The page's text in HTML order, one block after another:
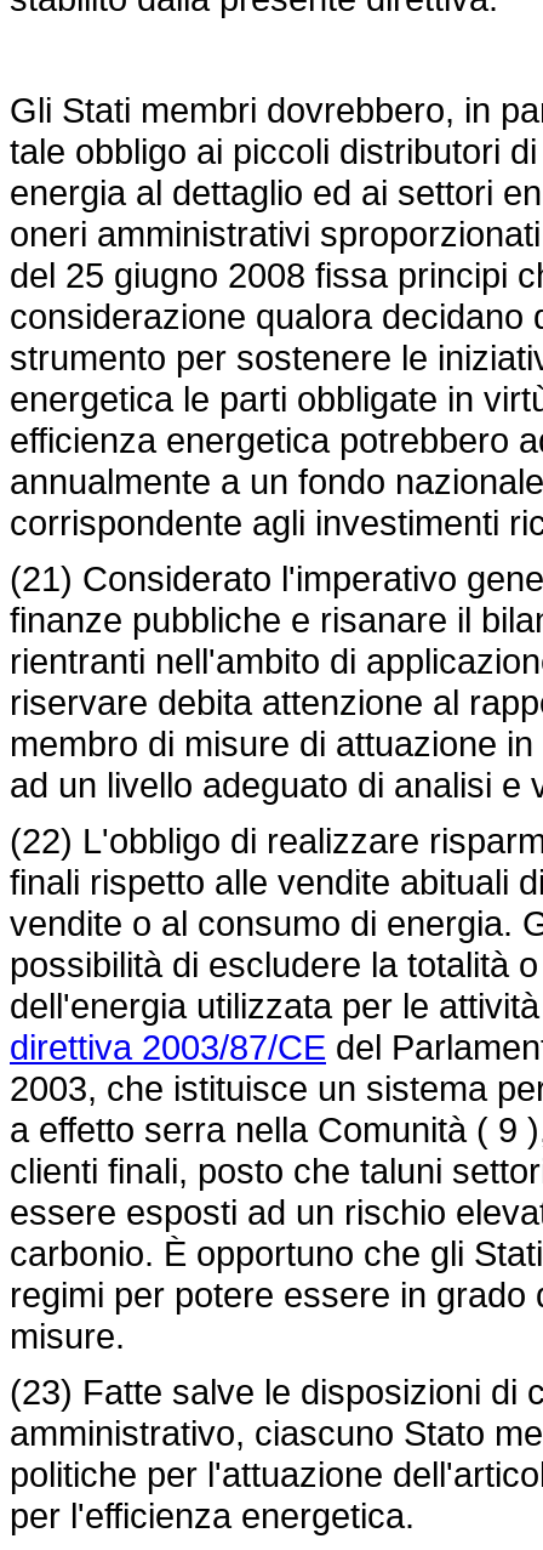
Gli Stati membri dovrebbero, in
tale obbligo ai piccoli distributori
energia al dettaglio ed ai settori
oneri amministrativi
del 25 giugno 2008 fissa principi
considerazione qualora decidano
strumento per sostenere le
energetica le parti obbligate in
efficienza energetica potrebbero
annualmente a un fondo
corrispondente agli investimenti
(21) Considerato l'imperativo
finanze pubbliche e risanare il
rientranti nell'ambito di
riservare debita attenzione al
membro di misure di attuazione
ad un livello adeguato di analisi e
(22) L'obbligo di realizzare
finali rispetto alle vendite abituali
vendite o al consumo di energia.
possibilità di escludere la totalità
dell'energia utilizzata per le
direttiva 2003/87/CE del
2003, che istituisce un sistema
a effetto serra nella Comunità ( 9
clienti finali, posto che taluni
essere esposti ad un rischio
carbonio. È opportuno che gli
regimi per potere essere in
misure.
(23) Fatte salve le disposizioni di
amministrativo, ciascuno Stato
politiche per l'attuazione
per l'efficienza energetica.